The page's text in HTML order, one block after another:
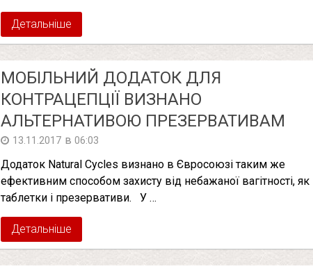
Детальніше
МОБІЛЬНИЙ ДОДАТОК ДЛЯ
КОНТРАЦЕПЦІЇ ВИЗНАНО
АЛЬТЕРНАТИВОЮ ПРЕЗЕРВАТИВАМ
13.11.2017 в 06:03
Додаток Natural Cycles визнано в Євросоюзі таким же
ефективним способом захисту від небажаної вагітності, як
таблетки і презервативи. У …
Детальніше